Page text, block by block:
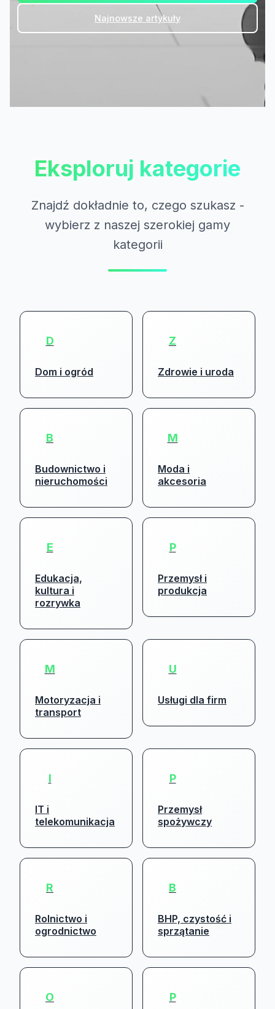
Najnowsze artykuły
Eksploruj kategorie
Znajdź dokładnie to, czego szukasz -
wybierz z naszej szerokiej gamy
kategorii
D
Dom i ogród
Z
Zdrowie i uroda
B
Budownictwo i
nieruchomości
M
Moda i
akcesoria
E
Edukacja,
kultura i
rozrywka
P
Przemysł i
produkcja
M
Motoryzacja i
transport
U
Usługi dla firm
I
IT i
telekomunikacja
P
Przemysł
spożywczy
R
Rolnictwo i
ogrodnictwo
B
BHP, czystość i
sprzątanie
O P